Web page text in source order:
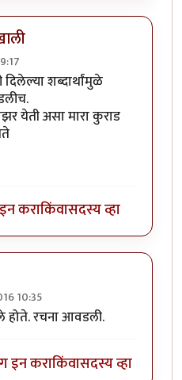
शब्दार्थांमुळे
येती असा मारा कुराड
कराकिंवासदस्य व्हा
10:35
असूनही खालीbyअजया
रचना आवडली.
इन कराकिंवासदस्य व्हा